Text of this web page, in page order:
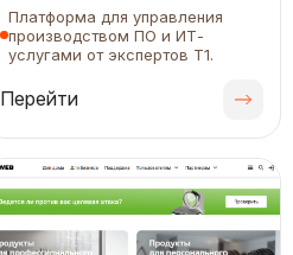
Платформа для управления
производством ПО и ИТ-
услугами от экспертов Т1.
Перейти